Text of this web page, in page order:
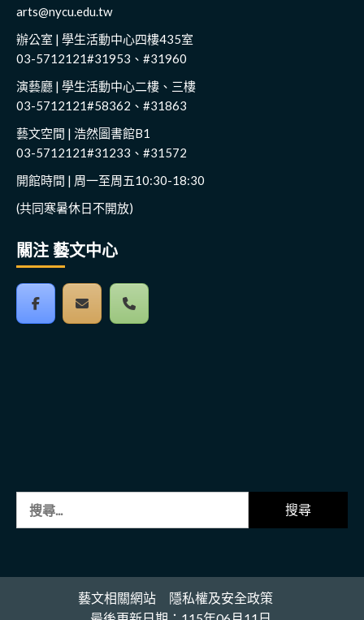
arts@nycu.edu.tw
辦公室 | 學生活動中心四樓435室
03-5712121#31953、#31960
演藝廳 | 學生活動中心二樓、三樓
03-5712121#58362、#31863
藝文空間 | 浩然圖書館B1
03-5712121#31233、#31572
開館時間 | 周一至周五10:30-18:30
(共同寒暑休日不開放)
關注 藝文中心
字:
藝文相關網站
隱私權及安全政策